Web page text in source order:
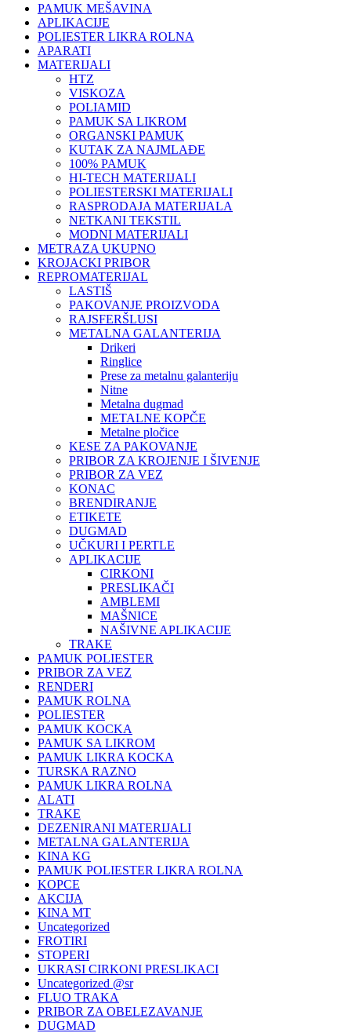
PAMUK MEŠAVINA
APLIKACIJE
POLIESTER LIKRA ROLNA
APARATI
MATERIJALI
HTZ
VISKOZA
POLIAMID
PAMUK SA LIKROM
ORGANSKI PAMUK
KUTAK ZA NAJMLAĐE
100% PAMUK
HI-TECH MATERIJALI
POLIESTERSKI MATERIJALI
RASPRODAJA MATERIJALA
NETKANI TEKSTIL
MODNI MATERIJALI
METRAZA UKUPNO
KROJACKI PRIBOR
REPROMATERIJAL
LASTIŠ
PAKOVANJE PROIZVODA
RAJSFERŠLUSI
METALNA GALANTERIJA
Drikeri
Ringlice
Prese za metalnu galanteriju
Nitne
Metalna dugmad
METALNE KOPČE
Metalne pločice
KESE ZA PAKOVANJE
PRIBOR ZA KROJENJE I ŠIVENJE
PRIBOR ZA VEZ
KONAC
BRENDIRANJE
ETIKETE
DUGMAD
UČKURI I PERTLE
APLIKACIJE
CIRKONI
PRESLIKAČI
AMBLEMI
MAŠNICE
NAŠIVNE APLIKACIJE
TRAKE
PAMUK POLIESTER
PRIBOR ZA VEZ
RENDERI
PAMUK ROLNA
POLIESTER
PAMUK KOCKA
PAMUK SA LIKROM
PAMUK LIKRA KOCKA
TURSKA RAZNO
PAMUK LIKRA ROLNA
ALATI
TRAKE
DEZENIRANI MATERIJALI
METALNA GALANTERIJA
KINA KG
PAMUK POLIESTER LIKRA ROLNA
KOPCE
AKCIJA
KINA MT
Uncategorized
FROTIRI
STOPERI
UKRASI CIRKONI PRESLIKACI
Uncategorized @sr
FLUO TRAKA
PRIBOR ZA OBELEZAVANJE
DUGMAD